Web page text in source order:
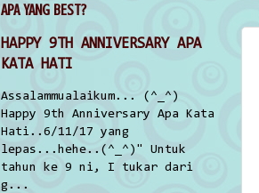
APA YANG BEST?
HAPPY 9TH ANNIVERSARY APA
KATA HATI
Assalammualaikum... (^_^)
Happy 9th Anniversary Apa Kata
Hati..6/11/17 yang
lepas...hehe..(^_^)" Untuk
tahun ke 9 ni, I tukar dari
g...